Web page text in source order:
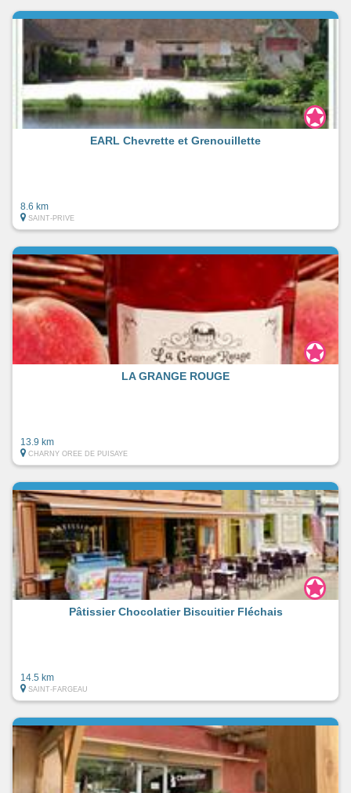
EARL Chevrette et Grenouillette
8.6 km
SAINT-PRIVE
LA GRANGE ROUGE
13.9 km
CHARNY OREE DE PUISAYE
Pâtissier Chocolatier Biscuitier Fléchais
14.5 km
SAINT-FARGEAU